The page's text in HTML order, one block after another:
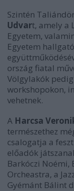
Szintén
Udvart, amely a
Egyetem,
Egyetem
ország fiatal
Völgylakók
workshopokon,
vehetnek.
A Harcsa
természethez
csalogatja a
előadók
Barkóczi Noémi,
Orcheastra, a
Gyémánt Bálint